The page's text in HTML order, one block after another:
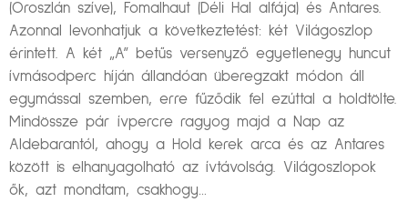
(Oroszlán szíve), Fomalhaut (Déli Hal alfája) és Antares.
Azonnal levonhatjuk a következtetést: két Világoszlop
érintett. A két „A” betűs versenyző egyetlenegy huncut
ívmásodperc híján állandóan überegzakt módon áll
egymással szemben, erre fűződik fel ezúttal a holdtölte.
Mindössze pár ívpercre ragyog majd a Nap az
Aldebarantól, ahogy a Hold kerek arca és az Antares
között is elhanyagolható az ívtávolság. Világoszlopok
ők, azt mondtam, csakhogy…